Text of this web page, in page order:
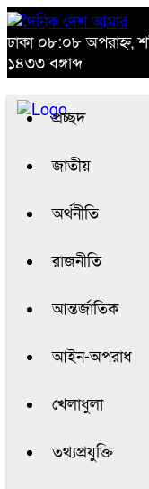
ঢাকা ০৮:০৮ অপরাহ্ন,
১৪৩৩ বঙ্গাব্দ
প্রচ্ছদ
জাতীয়
অর্থনীতি
রাজনীতি
আন্তর্জাতিক
আইন-অপরাধ
খেলাধুলা
তথ্যপ্রযুক্তি